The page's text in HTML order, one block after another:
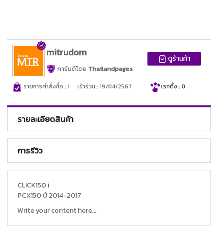
mitrudom
การันตีโดย Thailandpages
ดูร้านค้า
รายการคำสั่งซื้อ : 1 เข้าร่วม : 19/04/2567 เรทติ้ง : 0
รายละเอียดสินค้า
การรีวิว
CLICK150 i
PCX150 ปี 2014-2017
Write your content here...